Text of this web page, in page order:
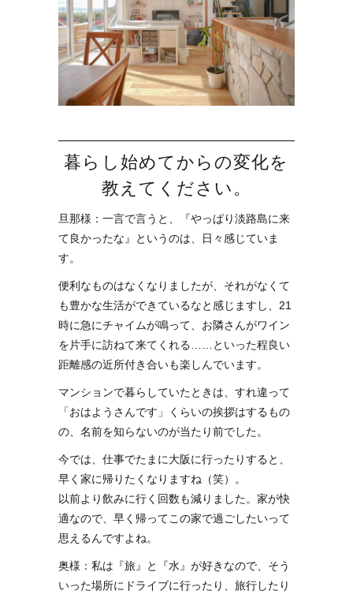
暮らし始めてからの変化を
教えてください。
旦那様：一言で言うと、『やっぱり淡路島に来
て良かったな』というのは、日々感じていま
す。
便利なものはなくなりましたが、それがなくて
も豊かな生活ができているなと感じますし、21
時に急にチャイムが鳴って、お隣さんがワイン
を片手に訪ねて来てくれる……といった程良い
距離感の近所付き合いも楽しんでいます。
マンションで暮らしていたときは、すれ違って
「おはようさんです」くらいの挨拶はするもの
の、名前を知らないのが当たり前でした。
今では、仕事でたまに大阪に行ったりすると、
早く家に帰りたくなりますね（笑）。
以前より飲みに行く回数も減りました。家が快
適なので、早く帰ってこの家で過ごしたいって
思えるんですよね。
奥様：私は『旅』と『水』が好きなので、そう
いった場所にドライブに行ったり、旅行したり